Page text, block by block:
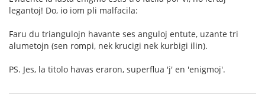
legantoj! Do, io iom pli malfacila:
Faru du triangulojn havante ses anguloj entute, uzante tri
alumetojn (sen rompi, nek krucigi nek kurbigi ilin).
PS. Jes, la titolo havas eraron, superflua 'j' en 'enigmoj'.